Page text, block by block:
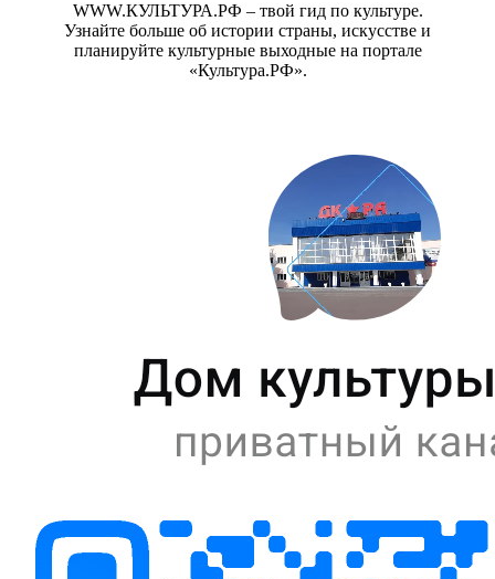
WWW.КУЛЬТУРА.РФ – твой гид по культуре.
Узнайте больше об истории страны, искусстве и
планируйте культурные выходные на портале
«Культура.РФ».